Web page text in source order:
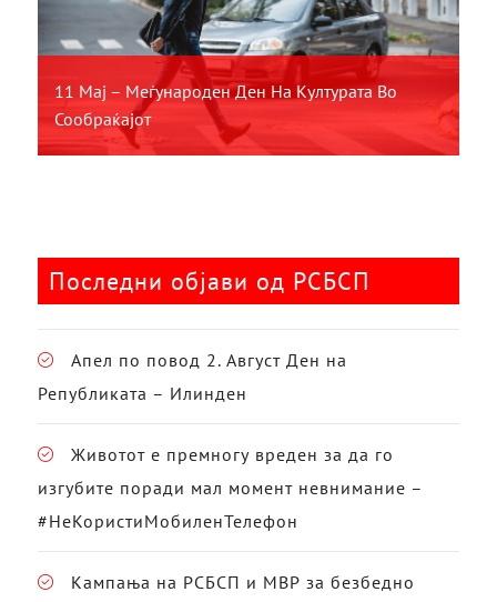
11 Мај – Меѓународен Ден На Културата Во
Сообраќајот
Последни објави од РСБСП
Апел по повод 2. Август Ден на
Републиката – Илинден
Животот е премногу вреден за да го
изгубите поради мал момент невнимание –
#НеКористиМобиленТелефон
Кампања на РСБСП и МВР за безбедно